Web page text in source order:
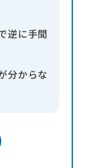
逆に手間
分からな